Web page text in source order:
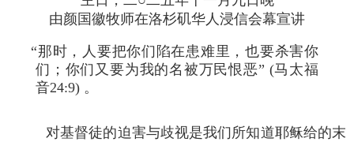
由颜国徽牧师在洛杉矶华人浸信会幕宣讲
“那时，人要把你们陷在患难里，也要杀害你
们；你们又要为我的名被万民恨恶” (马太福
音24:9) 。
对基督徒的迫害与歧视是我们所知道耶稣给的末